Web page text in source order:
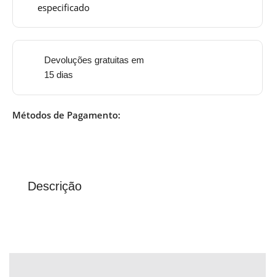
especificado
Devoluções gratuitas em
15 dias
Métodos de Pagamento:
Descrição